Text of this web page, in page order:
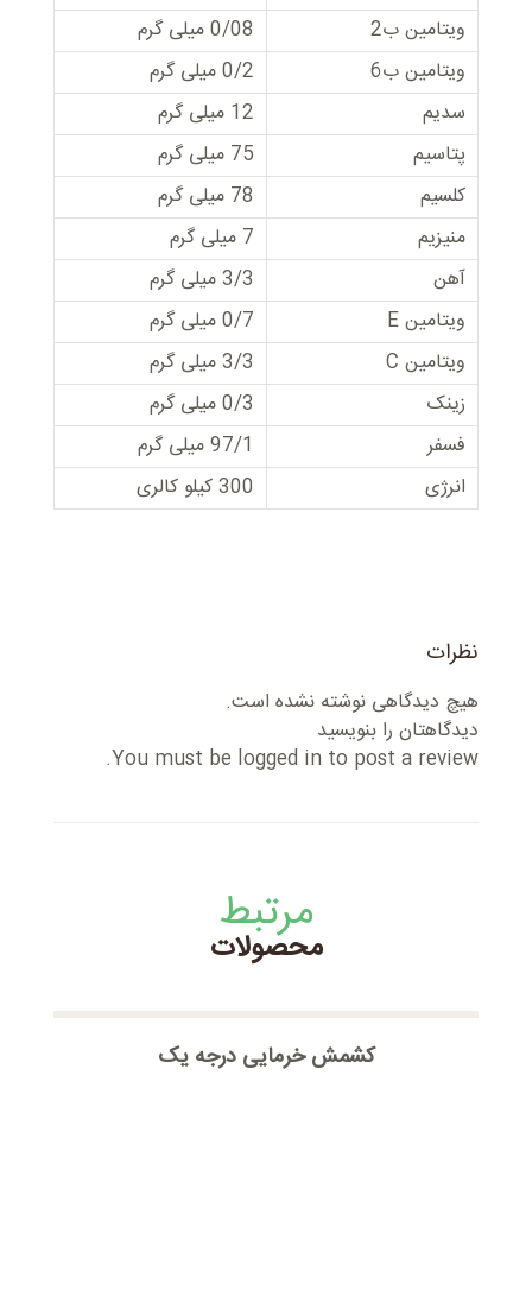
ویتامین ب2
0/08 میلی گرم
ویتامین ب6
0/2 میلی گرم
سدیم
12 میلی گرم
پتاسیم
75 میلی گرم
کلسیم
78 میلی گرم
منیزیم
7 میلی گرم
آهن
3/3 میلی گرم
ویتامین E
0/7 میلی گرم
ویتامین C
3/3 میلی گرم
زینک
0/3 میلی گرم
فسفر
97/1 میلی گرم
انرژی
300 کیلو کالری
نظرات
هیچ دیدگاهی نوشته نشده است.
دیدگاهتان را بنویسید
You must be logged in to post a review.
مرتبط
محصولات
کشمش خرمایی درجه یک